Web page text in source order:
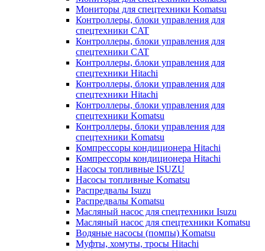
Мониторы для спецтехники Komatsu
Контроллеры, блоки управления для
спецтехники CAT
Контроллеры, блоки управления для
спецтехники CAT
Контроллеры, блоки управления для
спецтехники Hitachi
Контроллеры, блоки управления для
спецтехники Hitachi
Контроллеры, блоки управления для
спецтехники Komatsu
Контроллеры, блоки управления для
спецтехники Komatsu
Компрессоры кондиционера Hitachi
Компрессоры кондиционера Hitachi
Насосы топливные ISUZU
Насосы топливные Komatsu
Распредвалы Isuzu
Распредвалы Komatsu
Масляный насос для спецтехники Isuzu
Масляный насос для спецтехники Komatsu
Водяные насосы (помпы) Komatsu
Муфты, хомуты, тросы Hitachi